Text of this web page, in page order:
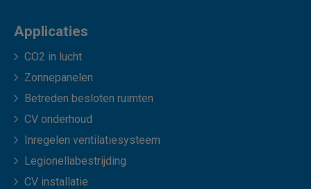
Applicaties
CO2 in lucht
Zonnepanelen
Betreden besloten ruimten
CV onderhoud
Inregelen ventilatiesysteem
Legionellabestrijding
CV installatie